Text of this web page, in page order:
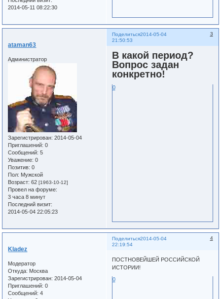
2014-05-11 08:22:30
Поделиться 3
2014-05-04
21:50:53
ataman63
Администратор
Зарегистрирован: 2014-05-04
Приглашений: 0
Сообщений: 5
Уважение: 0
Позитив: 0
Пол: Мужской
Возраст: 62[1963-10-12]
Провел на форуме:
3 часа 8 минут
Последний визит:
2014-05-04 22:05:23
В какой период?
Вопрос задан
конкретно!
0
Поделиться 4
2014-05-04
22:19:54
Kladez
Модератор
Откуда: Москва
Зарегистрирован: 2014-05-04
Приглашений: 0
Сообщений: 4
ПОСТНОВЕЙШЕЙ РОССИЙСКОЙ
ИСТОРИИ!
0